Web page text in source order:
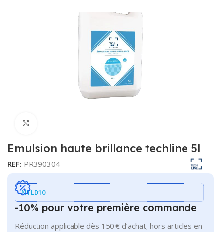
Emulsion haute brillance techline 5l
REF: PR390304
NTLD10
-10% pour votre première commande
Réduction applicable dès 150 € d’achat, hors articles en